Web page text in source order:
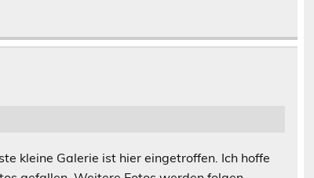
kleine Galerie ist hier eingetroffen. Ich hoffe